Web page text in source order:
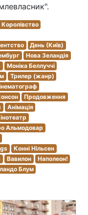
День (Київ)
Нова Зеландія
Моніка Беллуччі
Трилер (жанр)
Продовження
Анімація
Альмодовар
Конні Нільсен
Вавилон
Наполеон!
Блум